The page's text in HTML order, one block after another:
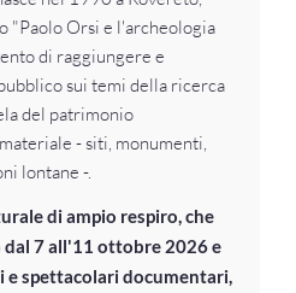
"Paolo Orsi e l'archeologia
di raggiungere e
sui temi della ricerca
del patrimonio
- siti, monumenti,
lontane -.
di ampio respiro, che
7 all'11 ottobre 2026 e
e spettacolari documentari,